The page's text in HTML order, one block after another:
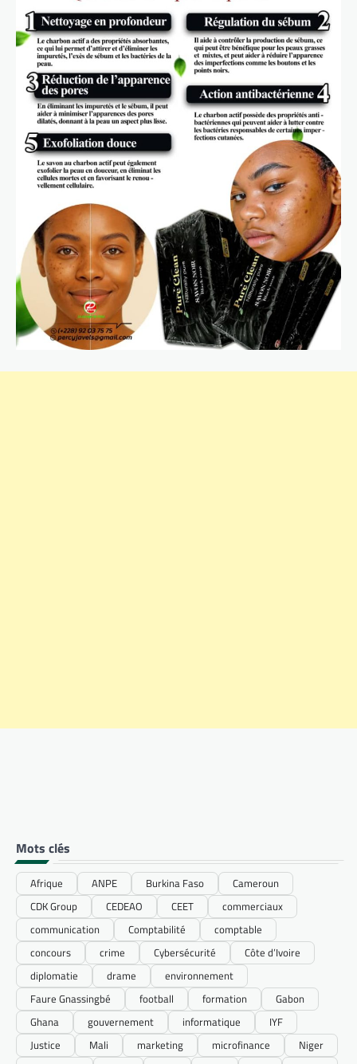
Mots clés
Afrique ANPE Burkina Faso
Cameroun
CDK Group
CEDEAO CEET
commerciaux
communication
Comptabilité
comptable
concours
crime Cybersécurité
Côte d’Ivoire
diplomatie
drame
environnement
Faure Gnassingbé
football formation
Gabon
Ghana
gouvernement informatique
IYF
Justice
Mali marketing microfinance
Niger